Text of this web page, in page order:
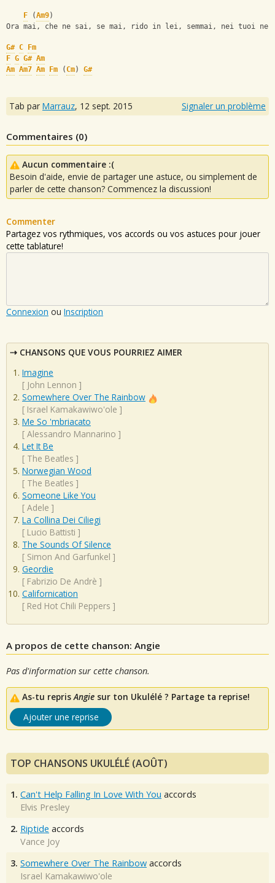
F (Am9)
Ora mai, che ne sai, se mai, rido in lei, semmai, nei tuoi
G# C
Fm
F G G# Am
Am Am7 Am Fm ( Cm) G#
Tab par Marrauz, 12 sept. 2015 Signaler un problème
Commentaires (0)
Aucun commentaire :(
Besoin d'aide, envie de partager une astuce, ou simplement de
parler de cette chanson? Commencez la discussion!
Commenter
Partagez vos rythmiques, vos accords ou vos astuces pour jouer
cette tablature!
Connexion ou Inscription
CHANSONS QUE VOUS POURRIEZ AIMER
Imagine
[ John Lennon ]
Somewhere Over The Rainbow
[ Israel Kamakawiwo'ole ]
Me So 'mbriacato
[ Alessandro Mannarino ]
Let It Be
[ The Beatles ]
Norwegian Wood
[ The Beatles ]
Someone Like You
[ Adele ]
La Collina Dei Ciliegi
[ Lucio Battisti ]
The Sounds Of Silence
[ Simon And Garfunkel ]
Geordie
[ Fabrizio De Andrè ]
Californication
[ Red Hot Chili Peppers ]
A propos de cette chanson: Angie
Pas d'information sur cette chanson.
As-tu reprisAngie sur ton Ukulélé ? Partage ta reprise!
Ajouter une reprise
TOP CHANSONS UKULÉLÉ (AOÛT)
1. Can't Help Falling In Love With You accords
Elvis Presley
2. Riptide accords
Vance Joy
3. Somewhere Over The Rainbow accords
Israel Kamakawiwo'ole